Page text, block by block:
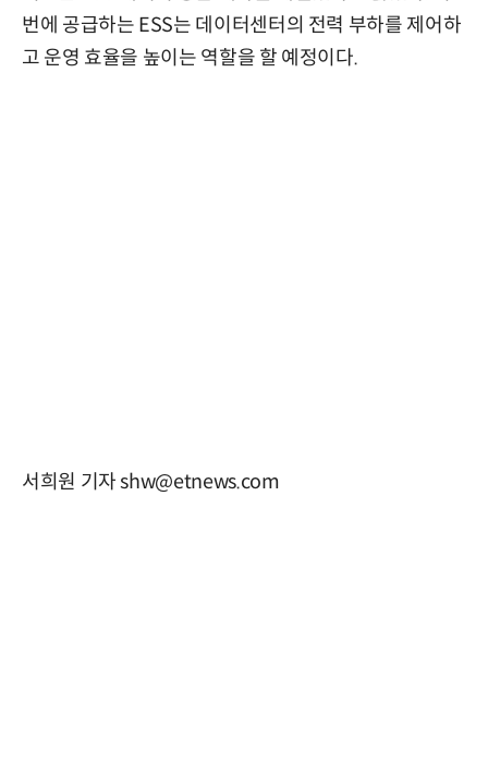
번에 공급하는 ESS는 데이터센터의 전력 부하를 제어하
고 운영 효율을 높이는 역할을 할 예정이다.
서희원 기자 shw@etnews.com